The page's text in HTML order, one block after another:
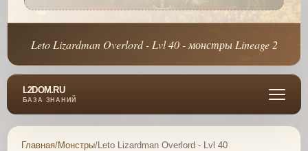
Leto Lizardman Overlord - Lvl 40 - монстры Lineage 2
L2DOM.RU
БАЗА ЗНАНИЙ
Главная/Монстры/Leto Lizardman Overlord - Lvl 40